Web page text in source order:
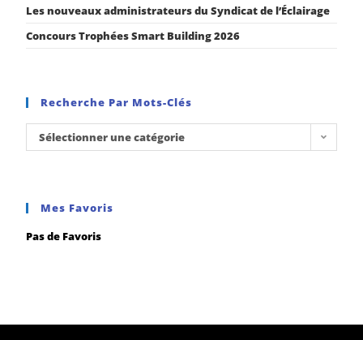
Les nouveaux administrateurs du Syndicat de l’Éclairage
Concours Trophées Smart Building 2026
Recherche Par Mots-Clés
Sélectionner une catégorie
Mes Favoris
Pas de Favoris